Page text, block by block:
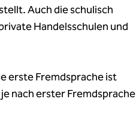
Auch die schulisch
Handelsschulen und
erste Fremdsprache ist
nach erster Fremdsprache